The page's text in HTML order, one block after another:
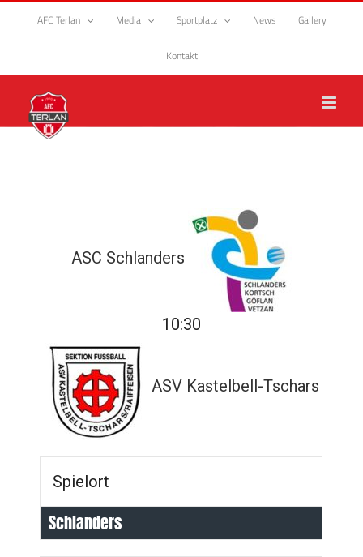
Zum
AFC Terlan Media Sportplatz News Gallery
Kontakt
ASC Schlanders
10:30
ASV Kastelbell-Tschars
Spielort
Schlanders